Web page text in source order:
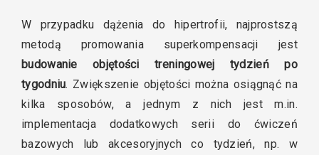
W przypadku dążenia do hipertrofii, najprostszą
metodą promowania superkompensacji jest
budowanie objętości treningowej tydzień po
tygodniu. Zwiększenie objętości można osiągnąć na
kilka sposobów, a jednym z nich jest m.in.
implementacja dodatkowych serii do ćwiczeń
bazowych lub akcesoryjnych co tydzień, np. w